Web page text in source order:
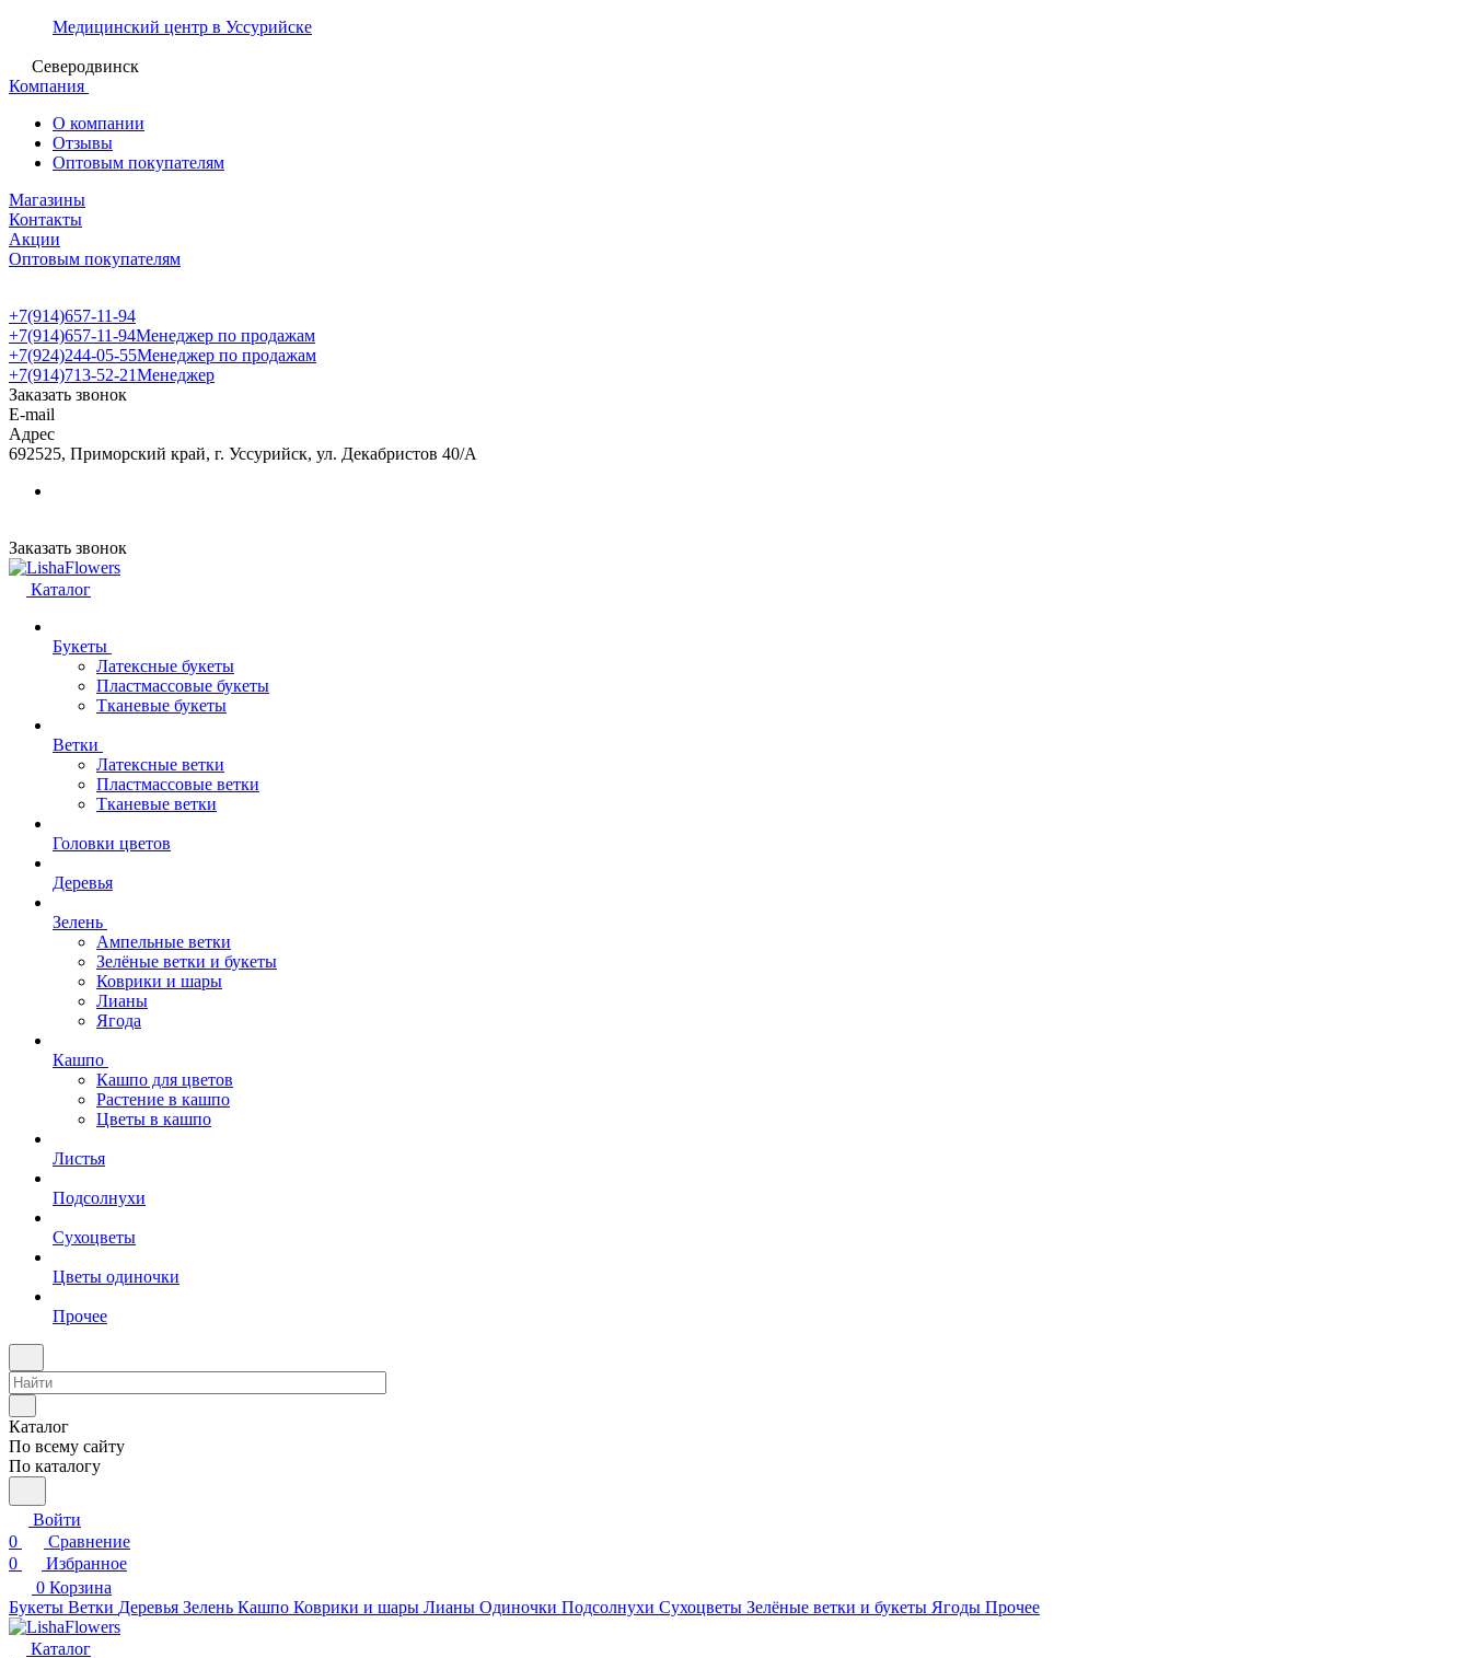
Медицинский центр в Уссурийске
Северодвинск
Компания
О компании
Отзывы
Оптовым покупателям
Магазины
Контакты
Акции
Оптовым покупателям
+7(914)657-11-94
+7(914)657-11-94Менеджер по продажам
+7(924)244-05-55Менеджер по продажам
+7(914)713-52-21Менеджер
Заказать звонок
E-mail
Адрес
692525, Приморский край, г. Уссурийск, ул. Декабристов 40/А
Заказать звонок
Каталог
Букеты
Латексные букеты
Пластмассовые букеты
Тканевые букеты
Ветки
Латексные ветки
Пластмассовые ветки
Тканевые ветки
Головки цветов
Деревья
Зелень
Ампельные ветки
Зелёные ветки и букеты
Коврики и шары
Лианы
Ягода
Кашпо
Кашпо для цветов
Растение в кашпо
Цветы в кашпо
Листья
Подсолнухи
Сухоцветы
Цветы одиночки
Прочее
Каталог
По всему сайту
По каталогу
Войти
0
Сравнение
0
Избранное
0 Корзина
Букеты Ветки Деревья Зелень Кашпо Коврики и шары Лианы Одиночки Подсолнухи Сухоцветы Зелёные ветки и букеты Ягоды Прочее
Каталог